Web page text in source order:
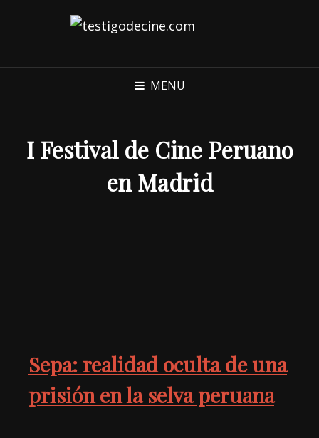
MENU
I Festival de Cine Peruano
en Madrid
Sepa: realidad oculta de una
prisión en la selva peruana